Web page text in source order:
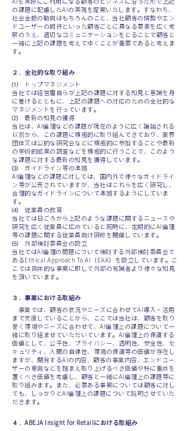
AIを実際にご利用になる顧客のビジネスに沿った形で上記
の課題に配慮したAIの実現を提案いたします。すなわち、
社会全般の動向はもちろんのこと、当社顧客の情勢やエン
ドユーザーの期待といった顧客ごとに異なる要素を広く考
察のうえ、適切なコミュニケーションをとることで顧客と
一緒に上記の課題を考えてゆくことが重要であると考えま
す。
２．全社的な取り組み
⑴ トップマネジメント
当社では経営層自らが上記の課題に対する知見と意識を身
に着けるとともに、上記の課題への対応のための全社的な
マネジメントを行っています。
⑵ 最新の知見の獲得
当社は、AI倫理などの課題が現在のように広く議論される
以前から、この課題に積極的に取り組んできており、業界
団体又は公的な研究会などに積極的に参加することや最新
の学術的成果の調査などを積極的に行うことで、このよう
な課題に対する最新の知見を獲得しています。
⑶ ガイドライン等の準拠
AI倫理などの課題に対しては、国内外で様々なガイドライ
ン等が公表されていますが、当社はこれらを広く研究し、
合理的なガイドラインについて準拠するようにしていま
す。
⑷ 従業員の教育
当社では日ごろから上記のような課題に関するニュースや
研究を広く従業員に広めていると同時に、定期的にAI倫理
等の課題に関する従業員向け研修を開催しています。
⑸ 外部検討委員会の設立
当社ではAI倫理の問題について検討する外部検討委員会で
あるEthical Approach To AI（EAA）を設立しています。こ
こでは具体的な事案に即して外部の有識者より様々な知見
を頂いています。
３．事業における取組み
事業では、顧客の状況やニーズに合わせてAI導入・活用
まで支援していることから、ここでは当社は、顧客を取り
巻く環境やニーズに合わせて、AI倫理上の課題について一
緒に取り組ませていただいています。AI倫理上の保護する
価値として、公平性、プライバシー、透明性、安全性、セ
キュリティ、人間の自律性、環境の保護等の価値が存在し
ますが、開発するAIの内容、顧客の事業内容、エンドユー
ザーの意向などを踏まえ取り上げるべき価値や特に重点を
置くべき価値を考慮し、顧客と一緒にAI倫理上の課題等に
取り組みます。また、必要ある事案については顧客に対し
ても、しっかりとAI倫理上の課題について説明させていた
だきます。
４．ABEJA Insight for Retailにおける取組み